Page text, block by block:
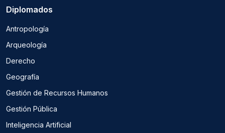
Diplomados
Antropología
Arqueología
Derecho
Geografía
Gestión de Recursos Humanos
Gestión Pública
Inteligencia Artificial